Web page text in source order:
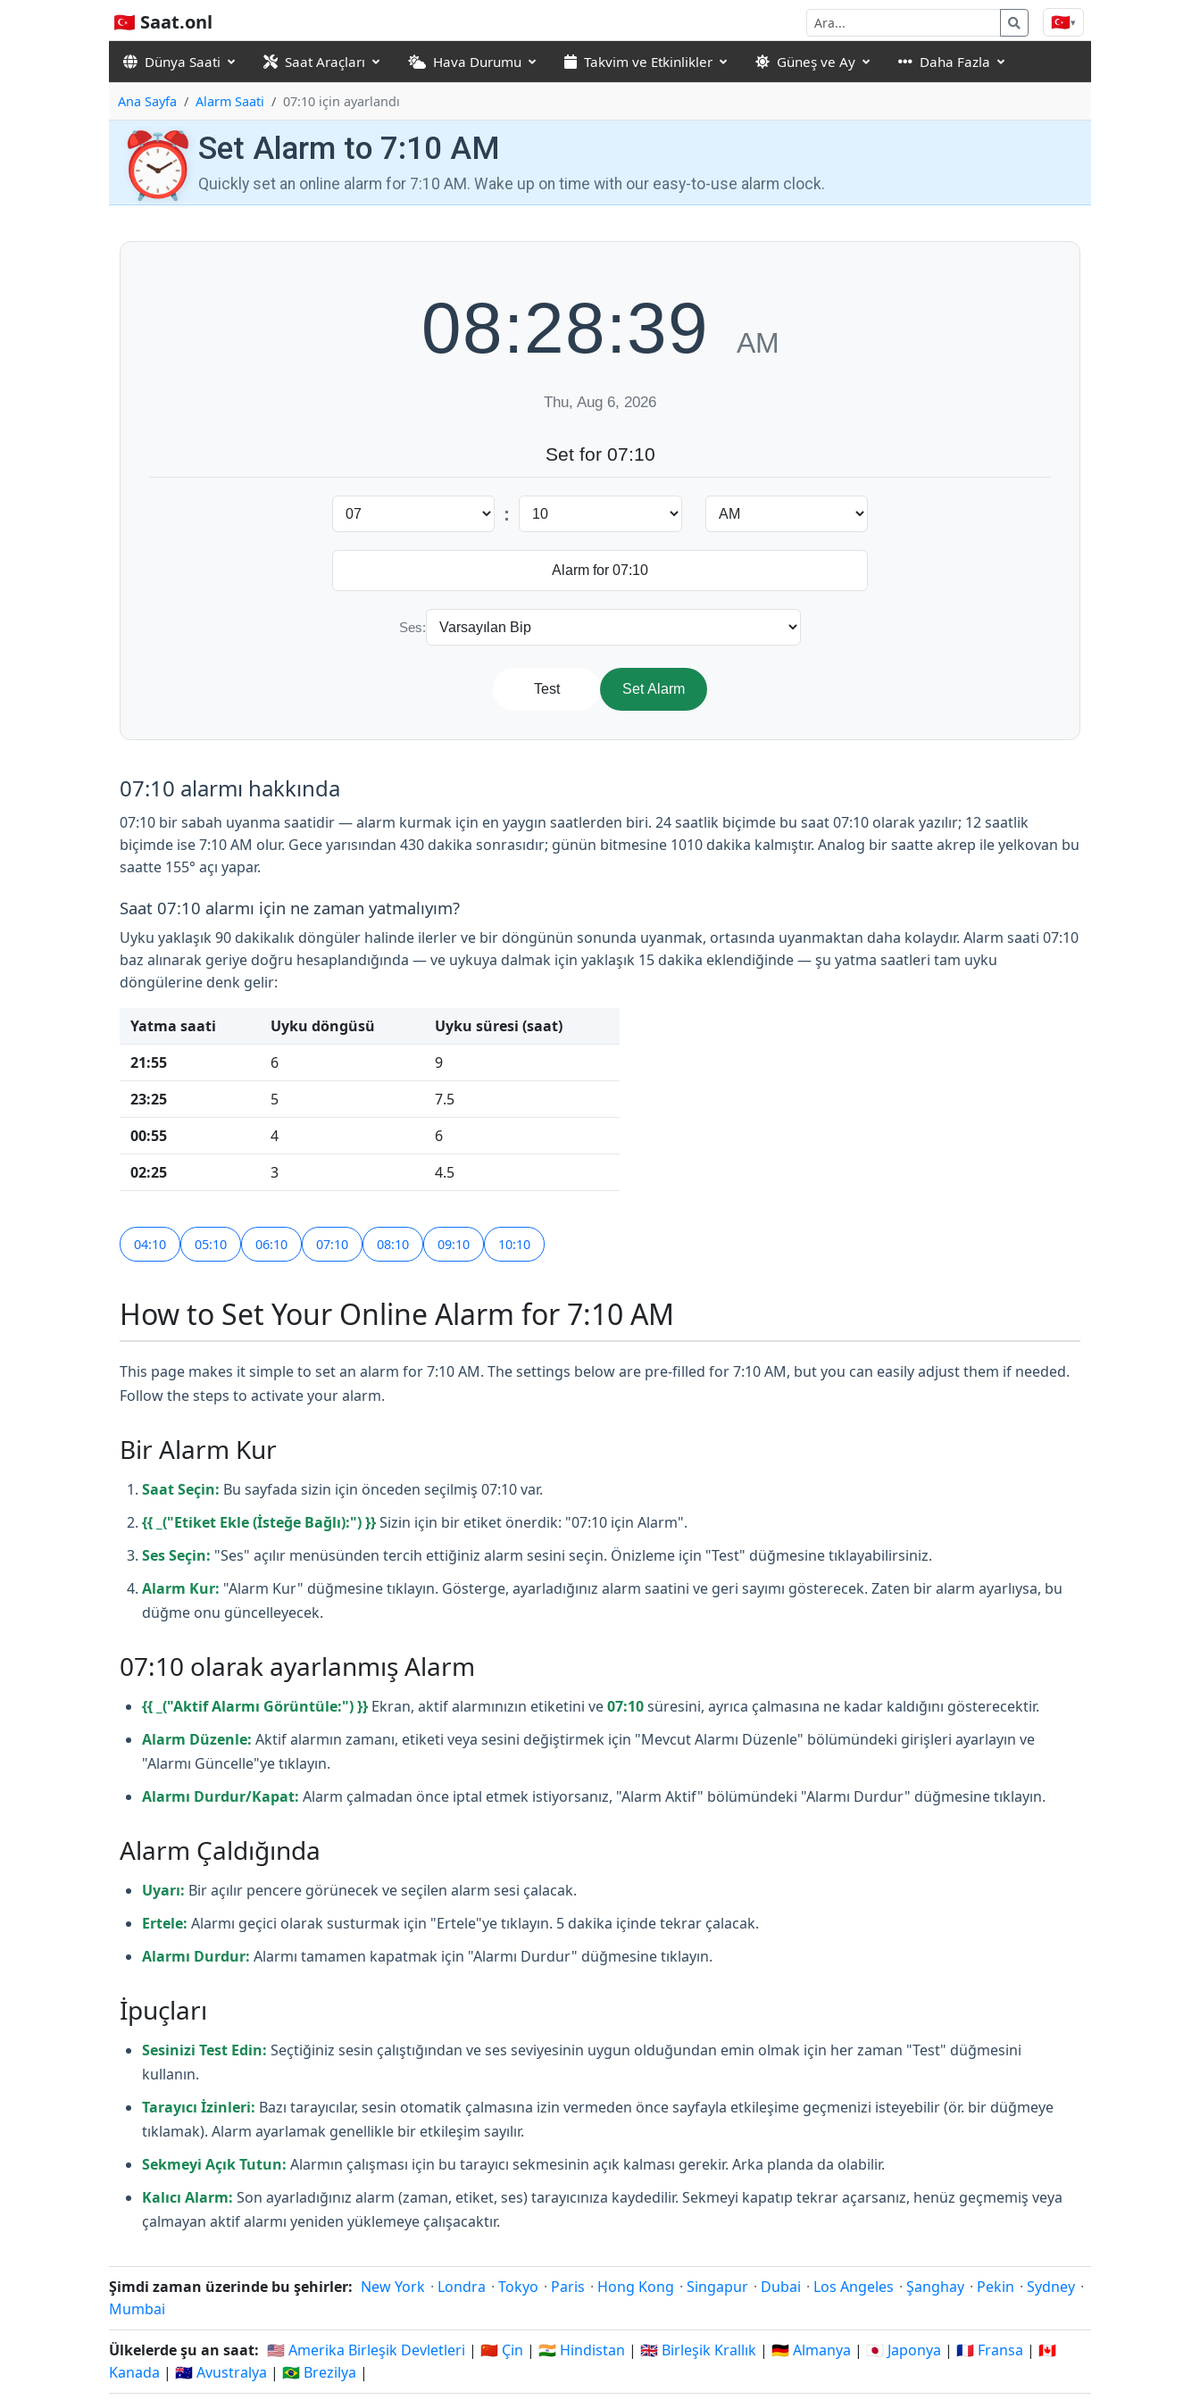
🇹🇷 Saat.onl 🇹🇷▾
Dünya Saati Saat Araçları Hava Durumu Takvim ve Etkinlikler Güneş ve Ay Daha Fazla
Ana Sayfa Alarm Saati 07:10 için ayarlandı
⏰ Set Alarm to 7:10 AM
Quickly set an online alarm for 7:10 AM. Wake up on time with our easy-to-use alarm clock.
08:28:40 AM
Thu, Aug 6, 2026
Set for 07:10
:
Ses:
Test Set Alarm
07:10 alarmı hakkında
07:10 bir sabah uyanma saatidir — alarm kurmak için en yaygın saatlerden biri. 24 saatlik biçimde bu saat 07:10 olarak yazılır; 12 saatlik
biçimde ise 7:10 AM olur. Gece yarısından 430 dakika sonrasıdır; günün bitmesine 1010 dakika kalmıştır. Analog bir saatte akrep ile yelkovan bu
saatte 155° açı yapar.
Saat 07:10 alarmı için ne zaman yatmalıyım?
Uyku yaklaşık 90 dakikalık döngüler halinde ilerler ve bir döngünün sonunda uyanmak, ortasında uyanmaktan daha kolaydır. Alarm saati 07:10
baz alınarak geriye doğru hesaplandığında — ve uykuya dalmak için yaklaşık 15 dakika eklendiğinde — şu yatma saatleri tam uyku
döngülerine denk gelir:
Yatma saati Uyku döngüsü
Uyku süresi (saat)
21:55
6
9
23:25
5
7.5
00:55
4
6
02:25
3 4.5
04:10 05:10 06:10 07:10 08:10 09:10 10:10
How to Set Your Online Alarm for 7:10 AM
This page makes it simple to set an alarm for 7:10 AM. The settings below are pre-filled for 7:10 AM, but you can easily adjust them if needed.
Follow the steps to activate your alarm.
Bir Alarm Kur
Saat Seçin: Bu sayfada sizin için önceden seçilmiş 07:10 var.
{{ _("Etiket Ekle (İsteğe Bağlı):") }}Sizin için bir etiket önerdik: "07:10 için Alarm".
Ses Seçin: "Ses" açılır menüsünden tercih ettiğiniz alarm sesini seçin. Önizleme için "Test" düğmesine tıklayabilirsiniz.
Alarm Kur: "Alarm Kur" düğmesine tıklayın. Gösterge, ayarladığınız alarm saatini ve geri sayımı gösterecek. Zaten bir alarm ayarlıysa, bu
düğme onu güncelleyecek.
07:10 olarak ayarlanmış Alarm
{{ _("Aktif Alarmı Görüntüle:") }} Ekran, aktif alarmınızın etiketini ve07:10süresini, ayrıca çalmasına ne kadar kaldığını gösterecektir.
Alarm Düzenle: Aktif alarmın zamanı, etiketi veya sesini değiştirmek için "Mevcut Alarmı Düzenle" bölümündeki girişleri ayarlayın ve
"Alarmı Güncelle"ye tıklayın.
Alarmı Durdur/Kapat: Alarm çalmadan önce iptal etmek istiyorsanız, "Alarm Aktif" bölümündeki "Alarmı Durdur" düğmesine tıklayın.
Alarm Çaldığında
Uyarı: Bir açılır pencere görünecek ve seçilen alarm sesi çalacak.
Ertele: Alarmı geçici olarak susturmak için "Ertele"ye tıklayın. 5 dakika içinde tekrar çalacak.
Alarmı Durdur: Alarmı tamamen kapatmak için "Alarmı Durdur" düğmesine tıklayın.
İpuçları
Sesinizi Test Edin: Seçtiğiniz sesin çalıştığından ve ses seviyesinin uygun olduğundan emin olmak için her zaman "Test" düğmesini
kullanın.
Tarayıcı İzinleri: Bazı tarayıcılar, sesin otomatik çalmasına izin vermeden önce sayfayla etkileşime geçmenizi isteyebilir (ör. bir düğmeye
tıklamak). Alarm ayarlamak genellikle bir etkileşim sayılır.
Sekmeyi Açık Tutun: Alarmın çalışması için bu tarayıcı sekmesinin açık kalması gerekir. Arka planda da olabilir.
Kalıcı Alarm: Son ayarladığınız alarm (zaman, etiket, ses) tarayıcınıza kaydedilir. Sekmeyi kapatıp tekrar açarsanız, henüz geçmemiş veya
çalmayan aktif alarmı yeniden yüklemeye çalışacaktır.
Şimdi zaman üzerinde bu şehirler: New York · Londra · Tokyo · Paris · Hong Kong · Singapur · Dubai · Los Angeles · Şanghay · Pekin · Sydney ·
Mumbai
Ülkelerde şu an saat: 🇺🇸 Amerika Birleşik Devletleri | 🇨🇳 Çin | 🇮🇳 Hindistan | 🇬🇧 Birleşik Krallık | 🇩🇪 Almanya | 🇯🇵 Japonya | 🇫🇷 Fransa | 🇨🇦
Kanada | 🇦🇺 Avustralya | 🇧🇷 Brezilya |